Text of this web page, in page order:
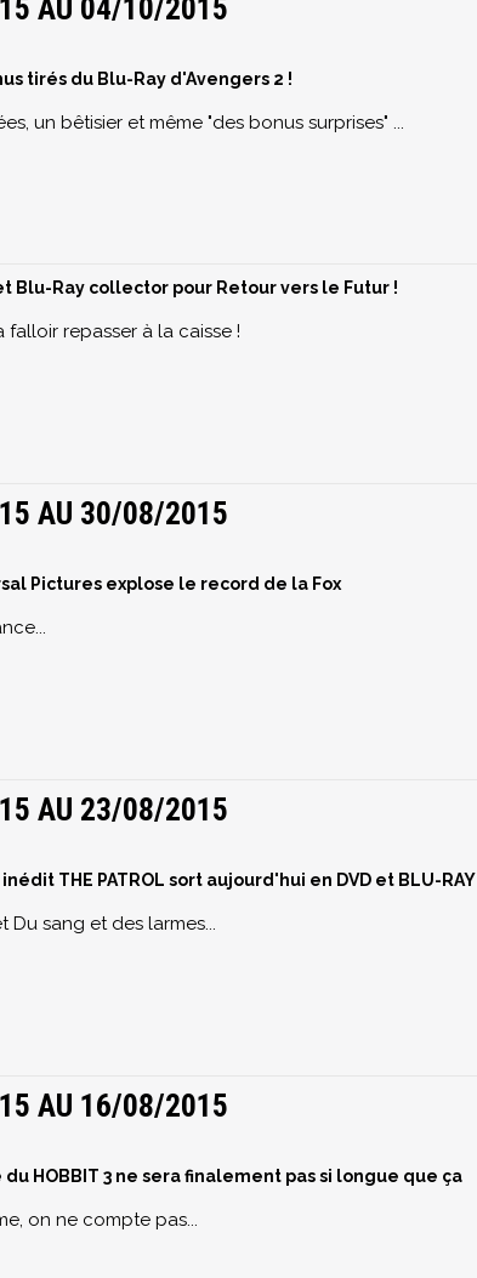
AU 04/10/2015
tirés du Blu-Ray d'Avengers 2 !
un bêtisier et même "des bonus surprises" ...
Blu-Ray collector pour Retour vers le Futur !
falloir repasser à la caisse !
AU 30/08/2015
Pictures explose le record de la Fox
AU 23/08/2015
THE PATROL sort aujourd'hui en DVD et BLU-RAY
Du sang et des larmes...
AU 16/08/2015
HOBBIT 3 ne sera finalement pas si longue que ça
on ne compte pas...